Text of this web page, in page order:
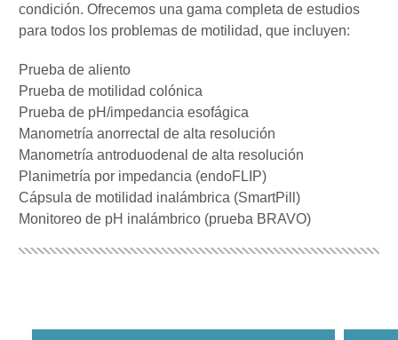
condición. Ofrecemos una gama completa de estudios
para todos los problemas de motilidad, que incluyen:
Prueba de aliento
Prueba de motilidad colónica
Prueba de pH/impedancia esofágica
Manometría anorrectal de alta resolución
Manometría antroduodenal de alta resolución
Planimetría por impedancia (endoFLIP)
Cápsula de motilidad inalámbrica (SmartPill)
Monitoreo de pH inalámbrico (prueba BRAVO)